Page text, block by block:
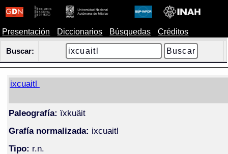
Presentación Diccionarios Búsquedas Créditos
Buscar:
ixcuaitl
Paleografía: ïxkuäit
Grafía normalizada: ixcuaitl
Tipo: r.n.